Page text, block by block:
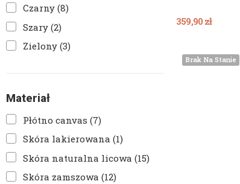
Czarny(8)
Szary(2)
Zielony(3)
Materiał
Płótno canvas(7)
Skóra lakierowana(1)
Skóra naturalna licowa(15)
Skóra zamszowa(12)
359,90 zł
Brak Na Stanie